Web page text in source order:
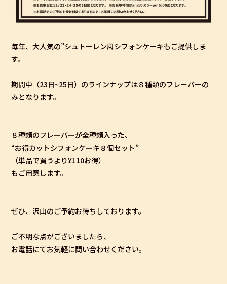
毎年、大人気の”シュトーレン風シフォンケーキもご提供しま
す。
期間中（23日~25日）のラインナップは８種類のフレーバーの
みとなります。
８種類のフレーバーが全種類入った、
“お得カットシフォンケーキ８個セット”
（単品で買うより¥110お得）
もご用意します。
ぜひ、沢山のご予約お待ちしております。
ご不明な点がございましたら、
お電話にてお気軽に問い合わせください。